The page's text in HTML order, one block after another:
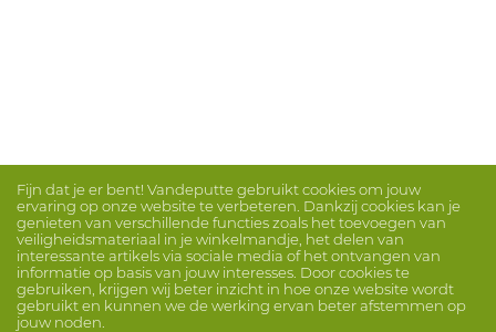
Fijn dat je er bent! Vandeputte gebruikt cookies om jouw
ervaring op onze website te verbeteren. Dankzij cookies kan je
genieten van verschillende functies zoals het toevoegen van
veiligheidsmateriaal in je winkelmandje, het delen van
interessante artikels via sociale media of het ontvangen van
informatie op basis van jouw interesses. Door cookies te
gebruiken, krijgen wij beter inzicht in hoe onze website wordt
gebruikt en kunnen we de werking ervan beter afstemmen op
jouw noden.